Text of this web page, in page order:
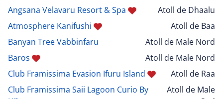
Angsana Velavaru Resort & Spa
Atoll de Dhaalu
Atmosphere Kanifushi
Atoll de Baa
Banyan Tree Vabbinfaru
Atoll de Male Nord
Baros
Atoll de Male Nord
Club Framissima Evasion Ifuru Island
Atoll de Raa
Club Framissima Saii Lagoon Curio By
Atoll de Male